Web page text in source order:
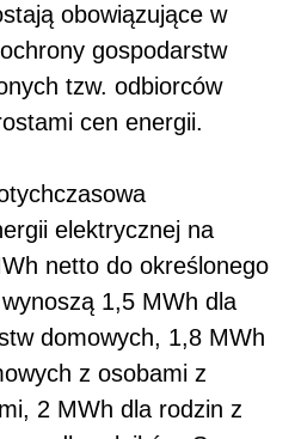
obowiązujące w
gospodarstw
tzw. odbiorców
cen energii.
elektrycznej na
netto do określonego
1,5 MWh dla
domowych, 1,8 MWh
z osobami z
2 MWh dla rodzin z